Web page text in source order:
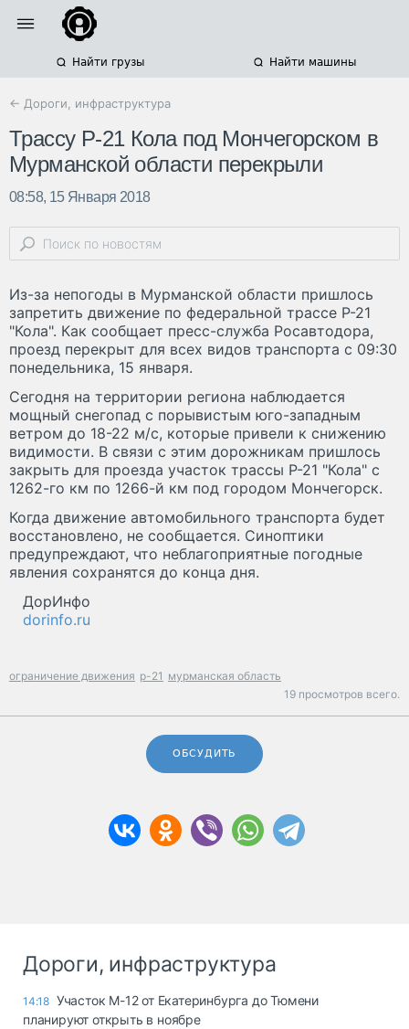
Найти грузы Найти машины
← Дороги, инфраструктура
Трассу Р-21 Кола под Мончегорском в
Мурманской области перекрыли
08:58, 15 Января 2018
Из-за непогоды в Мурманской области пришлось
запретить движение по федеральной трассе Р-21
"Кола". Как сообщает пресс-служба Росавтодора,
проезд перекрыт для всех видов транспорта с 09:30
понедельника, 15 января.
Сегодня на территории региона наблюдается
мощный снегопад с порывистым юго-западным
ветром до 18-22 м/с, которые привели к снижению
видимости. В связи с этим дорожникам пришлось
закрыть для проезда участок трассы Р-21 "Кола" с
1262-го км по 1266-й км под городом Мончегорск.
Когда движение автомобильного транспорта будет
восстановлено, не сообщается. Синоптики
предупреждают, что неблагоприятные погодные
явления сохранятся до конца дня.
ДорИнфо
dorinfo.ru
ограничение движения р-21 мурманская область
19 просмотров всего.
ОБСУДИТЬ
Дороги, инфраструктура
14:18 Участок М-12 от Екатеринбурга до Тюмени
планируют открыть в ноябре